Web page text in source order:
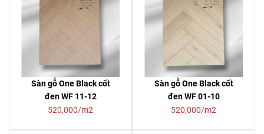
Sàn gỗ One Black cốt
đen WF 11-12
520,000/m2
Sàn gỗ One Black cốt
đen WF 01-10
520,000/m2